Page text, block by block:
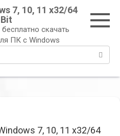
7, 10, 11 x32/64
Bit
скачать
ПК с Windows
7, 10, 11 x32/64